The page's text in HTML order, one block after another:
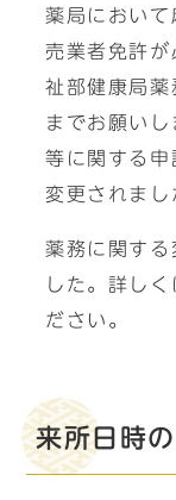
薬局におい
売業者免許が
祉部健康局
までお願い
等に関する申
変更されまし
薬務に関する
した。詳し
ださい。
来所日時